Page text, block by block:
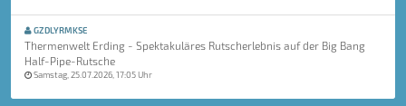
GZDLYRMKSE
Thermenwelt Erding - Spektakuläres Rutscherlebnis auf der Big Bang
Half-Pipe-Rutsche
Samstag, 25.07.2026, 17:05 Uhr